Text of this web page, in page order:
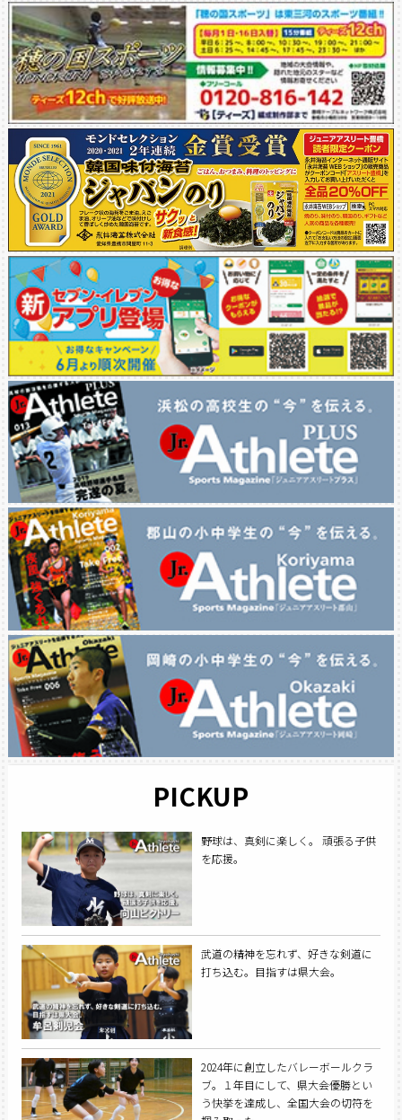
PICKUP
野球は、真剣に楽しく。 頑張る子供
を応援。
武道の精神を忘れず、好きな剣道に
打ち込む。目指すは県大会。
2024年に創立したバレーボールクラ
ブ。１年目にして、県大会優勝とい
う快挙を達成し、全国大会の切符を